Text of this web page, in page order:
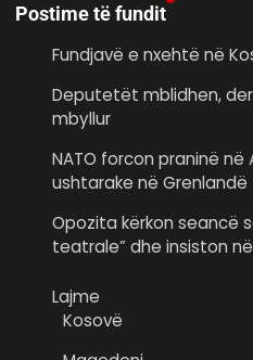
Postime të fundit
Fundjavë e nxehtë në
Deputetët mblidhen,
mbyllur
NATO forcon praninë në
ushtarake në Grenlandë
Opozita kërkon seancë
teatrale” dhe insiston
Lajme
Kosovë